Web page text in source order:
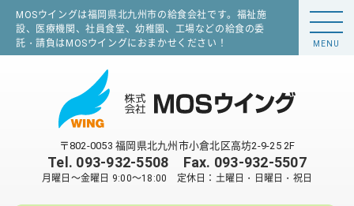
MOSウイングは福岡県北九州市の給食会社です。福祉施
設、医療機関、社員食堂、幼稚園、工場などの給食の委
託・請負はMOSウイングにおまかせください！
〒802-0053 福岡県北九州市小倉北区高坊2-9-25 2F
Tel. 093-932-5508 Fax. 093-932-5507
月曜日～金曜日 9:00～18:00 定休日：土曜日・日曜日・祝日
MENU